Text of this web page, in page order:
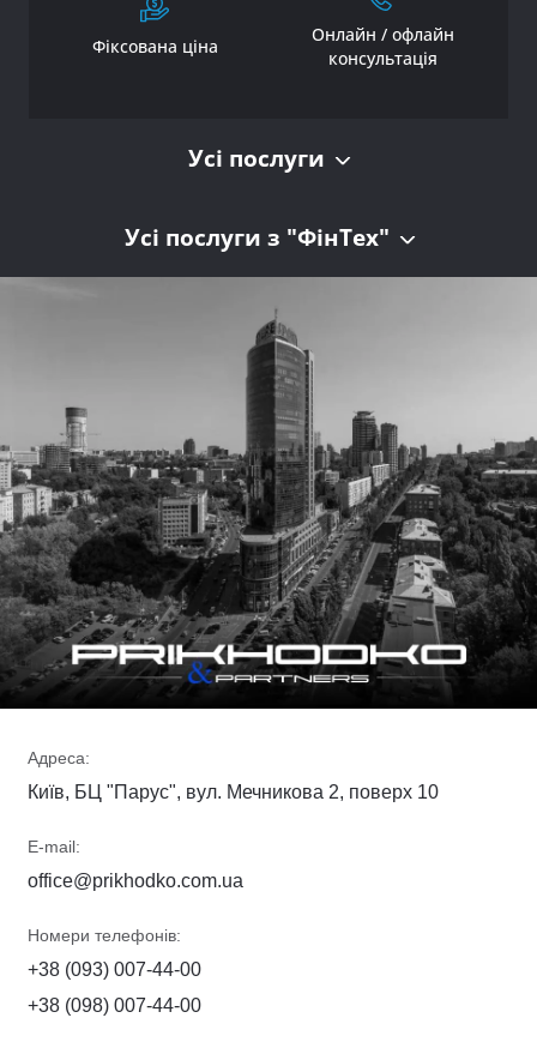
Фіксована ціна
Онлайн / офлайн
консультація
Усі послуги
Усі послуги з "ФінТех"
Адреса:
Київ, БЦ "Парус", вул. Мечникова 2, поверх 10
E-mail:
office@prikhodko.com.ua
Номери телефонів:
+38 (093) 007-44-00
+38 (098) 007-44-00